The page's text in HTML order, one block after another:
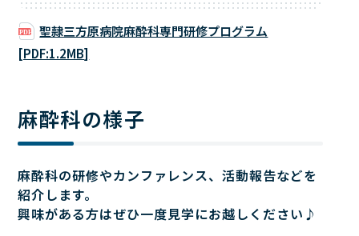
聖隷三方原病院麻酔科専門研修プログラム
[PDF:1.2MB]
麻酔科の様子
麻酔科の研修やカンファレンス、活動報告などを
紹介します。
興味がある方はぜひ一度見学にお越しください♪